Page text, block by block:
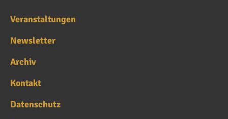
Veranstaltungen
Newsletter
Archiv
Kontakt
Datenschutz